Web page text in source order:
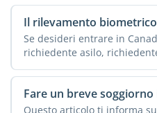
Il rilevamento
Se desideri entrare in
richiedente asilo,
residenza ...
Fare un breve soggiorno
Questo articolo ti informa